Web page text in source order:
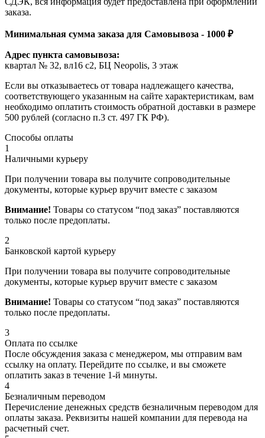
заказа.
Минимальная сумма заказа для Самовывоза - 1000 ₽
Адрес пункта самовывоза:
квартал № 32, вл16 с2, БЦ Neopolis, 3 этаж
Если вы отказываетесь от товара надлежащего качества,
соответствующего указанным на сайте характеристикам, вам
необходимо оплатить стоимость обратной доставки в размере
500 рублей (согласно п.3 ст. 497 ГК РФ).
Способы оплаты
1
Наличными курьеру
При получении товара вы получите сопроводительные
документы, которые курьер вручит вместе с заказом
Внимание! Товары со статусом “под заказ” поставляются
только после предоплаты.
2
Банковской картой курьеру
При получении товара вы получите сопроводительные
документы, которые курьер вручит вместе с заказом
Внимание! Товары со статусом “под заказ” поставляются
только после предоплаты.
3
Оплата по ссылке
После обсуждения заказа с менеджером, мы отправим вам
ссылку на оплату. Перейдите по ссылке, и вы сможете
оплатить заказ в течение 1-й минуты.
4
Безналичным переводом
Перечисление денежных средств безналичным переводом для
оплаты заказа. Реквизиты нашей компании для перевода на
расчетный счет.